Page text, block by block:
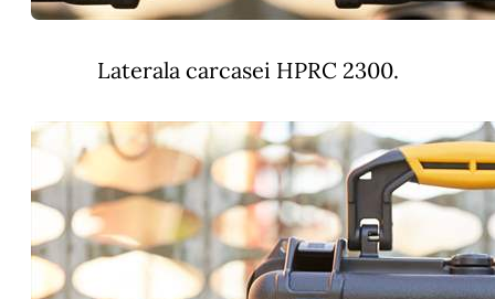
Laterala carcasei HPRC 2300.